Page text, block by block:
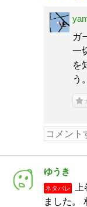
ガ
一
を
う。
ゆうき
ネタバレ
ました。